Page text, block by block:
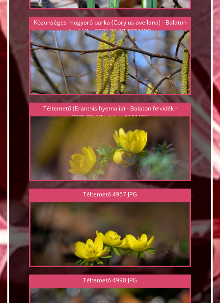
Közönséges mogyoró barka (Corylus avellana) - Balaton
felvidék - 2025.01.27 4994.JPG
Téltemető (Eranthis hyemalis) - Balaton felvidék -
2025.01.27, védett 4942.JPG
Téltemető 4957.JPG
Téltemető 4990.JPG